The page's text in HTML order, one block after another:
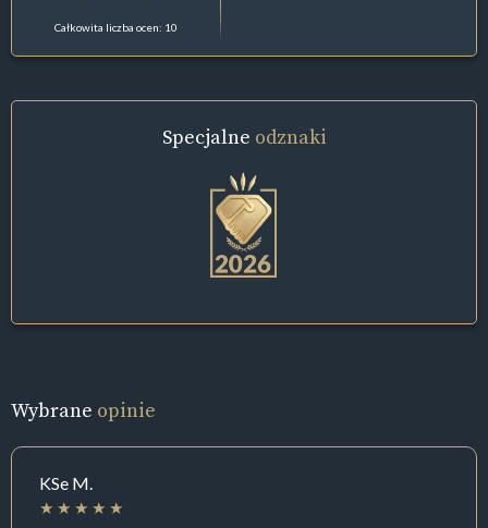
Całkowita liczba ocen: 10
Specjalne odznaki
Wybrane opinie
KSe M.